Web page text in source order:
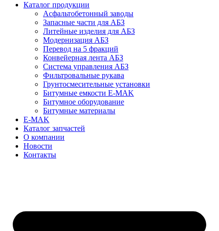
Каталог продукции
Асфальтобетонный заводы
Запасные части для АБЗ
Литейные изделия для АБЗ
Модернизация АБЗ
Перевод на 5 фракций
Конвейерная лента АБЗ
Система управления АБЗ
Фильтровальные рукава
Грунтосмесительные установки
Битумные емкости E-MAK
Битумное оборудование
Битумные материалы
E-MAK
Каталог запчастей
О компании
Новости
Контакты